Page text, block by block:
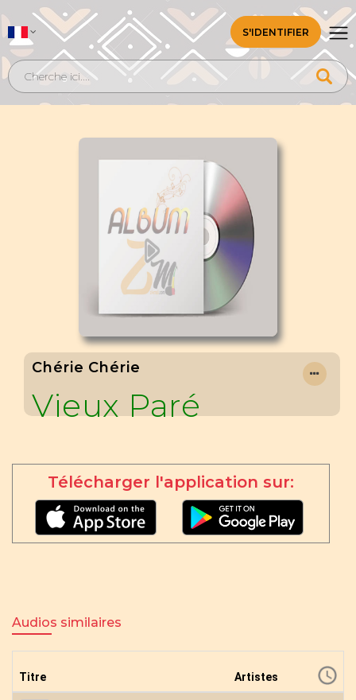
S'IDENTIFIER
Chérie Chérie
Vieux Paré
Télécharger l'application sur:
Audios similaires
Titre Artistes